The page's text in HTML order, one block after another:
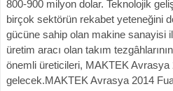
800-900 milyon dolar. Teknolojik
birçok sektörün rekabet yeteneğini
gücüne sahip olan makine sanayisi
üretim aracı olan takım
önemli üreticileri, MAKTEK Avrasya
gelecek.MAKTEK Avrasya 2014